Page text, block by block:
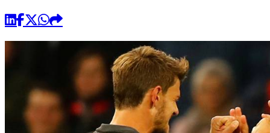
Universidad de Chile
Sustentabilidad